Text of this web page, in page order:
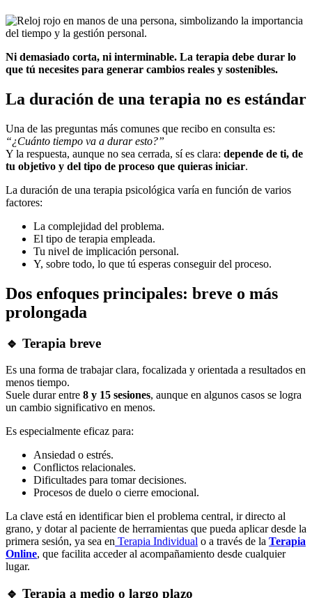
Ni demasiado corta, ni interminable. La terapia debe durar lo
que tú necesites para generar cambios reales y sostenibles.
La duración de una terapia no es estándar
Una de las preguntas más comunes que recibo en consulta es:
“¿Cuánto tiempo va a durar esto?”
Y la respuesta, aunque no sea cerrada, sí es clara: depende de ti, de
tu objetivo y del tipo de proceso que quieras iniciar.
La duración de una terapia psicológica varía en función de varios
factores:
La complejidad del problema.
El tipo de terapia empleada.
Tu nivel de implicación personal.
Y, sobre todo, lo que tú esperas conseguir del proceso.
Dos enfoques principales: breve o más
prolongada
🔹 Terapia breve
Es una forma de trabajar clara, focalizada y orientada a resultados en
menos tiempo.
Suele durar entre 8 y 15 sesiones, aunque en algunos casos se logra
un cambio significativo en menos.
Es especialmente eficaz para:
Ansiedad o estrés.
Conflictos relacionales.
Dificultades para tomar decisiones.
Procesos de duelo o cierre emocional.
La clave está en identificar bien el problema central, ir directo al
grano, y dotar al paciente de herramientas que pueda aplicar desde la
primera sesión, ya sea en Terapia Individual o a través de la Terapia
Online, que facilita acceder al acompañamiento desde cualquier
lugar.
🔹 Terapia a medio o largo plazo